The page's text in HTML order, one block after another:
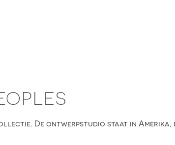
De ontwerpstudio staat in